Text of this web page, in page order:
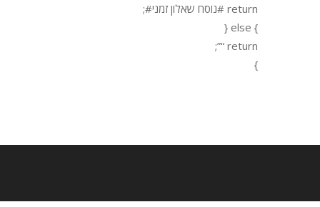
return #נוסח שאלון זמני#;
} else {
return “”;
}